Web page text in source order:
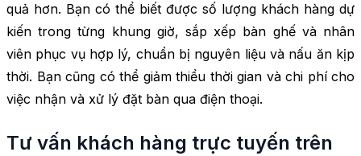
quả hơn. Bạn có thể biết được số lượng khách hàng dự
kiến trong từng khung giờ, sắp xếp bàn ghế và nhân
viên phục vụ hợp lý, chuẩn bị nguyên liệu và nấu ăn kịp
thời. Bạn cũng có thể giảm thiểu thời gian và chi phí cho
việc nhận và xử lý đặt bàn qua điện thoại.
Tư vấn khách hàng trực tuyến trên